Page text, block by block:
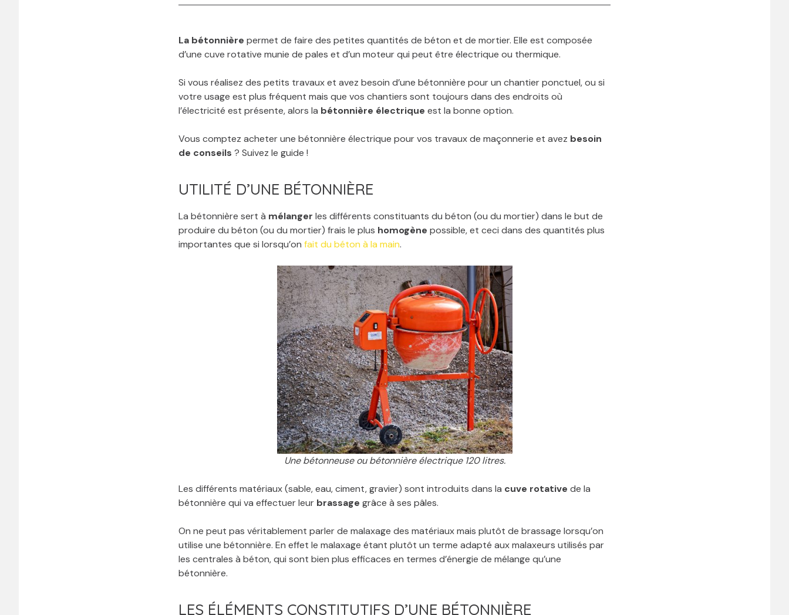
La bétonnière permet de faire des petites quantités de béton et de mortier. Elle est composée
d’une cuve rotative munie de pales et d’un moteur qui peut être électrique ou thermique.
Si vous réalisez des petits travaux et avez besoin d’une bétonnière pour un chantier ponctuel, ou si
votre usage est plus fréquent mais que vos chantiers sont toujours dans des endroits où
l’électricité est présente, alors la bétonnière électrique est la bonne option.
Vous comptez acheter une bétonnière électrique pour vos travaux de maçonnerie et avez besoin
de conseils ? Suivez le guide !
UTILITÉ D’UNE BÉTONNIÈRE
La bétonnière sert à mélanger les différents constituants du béton (ou du mortier) dans le but de
produire du béton (ou du mortier) frais le plus homogène possible, et ceci dans des quantités plus
importantes que si lorsqu’on fait du béton à la main.
Une bétonneuse ou bétonnière électrique 120 litres.
Les différents matériaux (sable, eau, ciment, gravier) sont introduits dans la cuve rotative de la
bétonnière qui va effectuer leur brassage grâce à ses pâles.
On ne peut pas véritablement parler de malaxage des matériaux mais plutôt de brassage lorsqu’on
utilise une bétonnière. En effet le malaxage étant plutôt un terme adapté aux malaxeurs utilisés par
les centrales à béton, qui sont bien plus efficaces en termes d’énergie de mélange qu’une
bétonnière.
LES ÉLÉMENTS CONSTITUTIFS D’UNE BÉTONNIÈRE